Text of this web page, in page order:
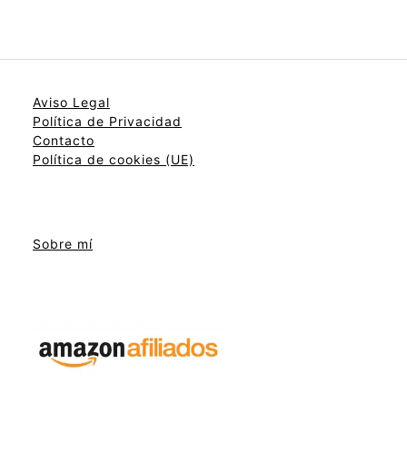
Aviso Legal
Política de Privacidad
Contacto
Política de cookies (UE)
Sobre mí